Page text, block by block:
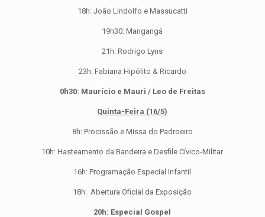
18h: João Lindolfo e Massucatti
19h30: Mangangá
21h: Rodrigo Lyns
23h: Fabiana Hipólito & Ricardo
0h30: Maurício e Mauri / Leo de Freitas
Quinta-Feira (16/5)
8h: Procissão e Missa do Padroeiro
10h: Hasteamento da Bandeira e Desfile Cívico-Militar
16h: Programação Especial Infantil
18h: Abertura Oficial da Exposição
20h: Especial Gospel